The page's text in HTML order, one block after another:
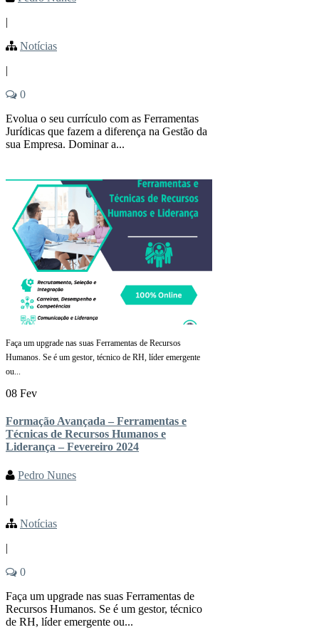
|
Notícias
|
0
Evolua o seu currículo com as Ferramentas
Jurídicas que fazem a diferença na Gestão da
sua Empresa. Dominar a...
Faça um upgrade nas suas Ferramentas de Recursos
Humanos. Se é um gestor, técnico de RH, líder emergente
ou...
08 Fev
Formação Avançada – Ferramentas e
Técnicas de Recursos Humanos e
Liderança – Fevereiro 2024
Pedro Nunes
|
Notícias
|
0
Faça um upgrade nas suas Ferramentas de
Recursos Humanos. Se é um gestor, técnico
de RH, líder emergente ou...